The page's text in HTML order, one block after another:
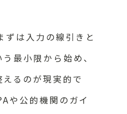
ずは入力の線引きと
最小限から始め、
るのが現実的で
や公的機関のガイ